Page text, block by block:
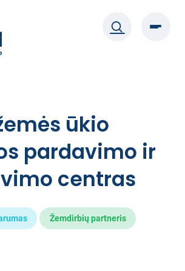
ūkio
pardavimo ir
centras
Žemdirbių partneris